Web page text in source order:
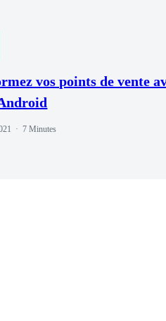
vos points de vente
7 Minutes